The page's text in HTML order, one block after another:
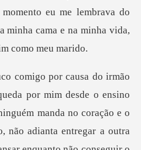
eu me lembrava do
de o ensino
manda no coração e o
nã